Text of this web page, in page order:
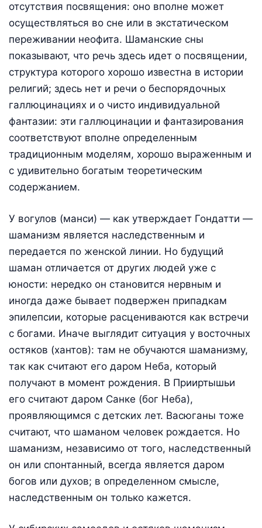
отсутствия посвящения: оно вполне может
осуществляться во сне или в экстатическом
переживании неофита. Шаманские сны
показывают, что речь здесь идет о посвящении,
структура которого хорошо известна в истории
религий; здесь нет и речи о беспорядочных
галлюцинациях и о чисто индивидуальной
фантазии: эти галлюцинации и фантазирования
соответствуют вполне определенным
традиционным моделям, хорошо выраженным и
с удивительно богатым теоретическим
содержанием.
У вогулов (манси) — как утверждает Гондатти —
шаманизм является наследственным и
передается по женской линии. Но будущий
шаман отличается от других людей уже с
юности: нередко он становится нервным и
иногда даже бывает подвержен припадкам
эпилепсии, которые расцениваются как встречи
с богами. Иначе выглядит ситуация у восточных
остяков (хантов): там не обучаются шаманизму,
так как считают его даром Неба, который
получают в момент рождения. В Прииртышьи
его считают даром Санке (бог Неба),
проявляющимся с детских лет. Васюганы тоже
считают, что шаманом человек рождается. Но
шаманизм, независимо от того, наследственный
он или спонтанный, всегда является даром
богов или духов; в определенном смысле,
наследственным он только кажется.